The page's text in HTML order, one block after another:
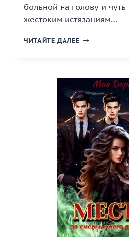
больной на голову и чуть
жестоким истязаниям…
ЧИТАЙТЕ ДАЛЕЕ «НЕ